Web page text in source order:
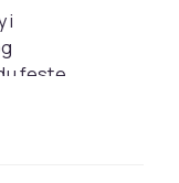
i
feste
finner du
fra